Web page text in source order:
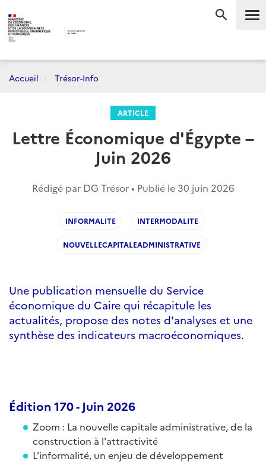
Accueil Trésor-Info
ARTICLE
Lettre Économique d'Égypte –
Juin 2026
Rédigé par DG Trésor • Publié le 30 juin 2026
INFORMALITE INTERMODALITE
NOUVELLECAPITALEADMINISTRATIVE
Une publication mensuelle du Service
économique du Caire qui récapitule les
actualités, propose des notes d'analyses et une
synthèse des indicateurs macroéconomiques.
Édition 170 - Juin 2026
Zoom : La nouvelle capitale administrative, de la
construction à l'attractivité
L’informalité, un enjeu de développement